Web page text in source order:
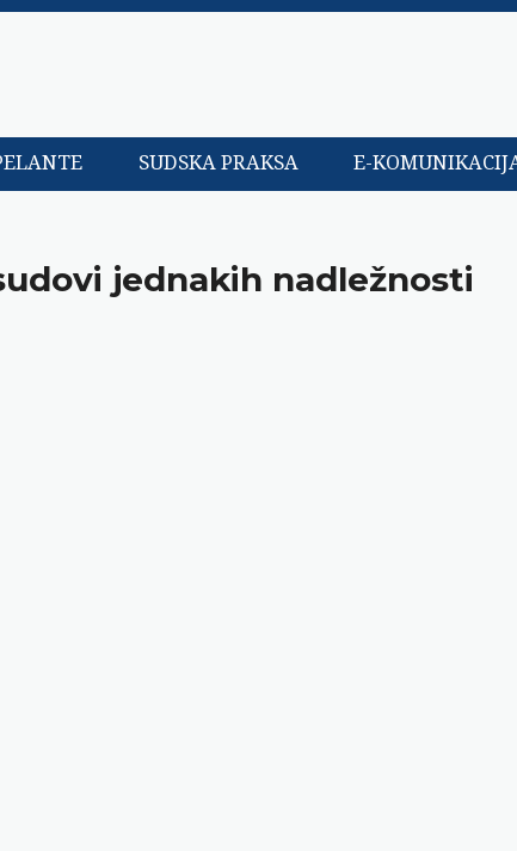
SUDSKA PRAKSA E-
jednakih nadležnosti